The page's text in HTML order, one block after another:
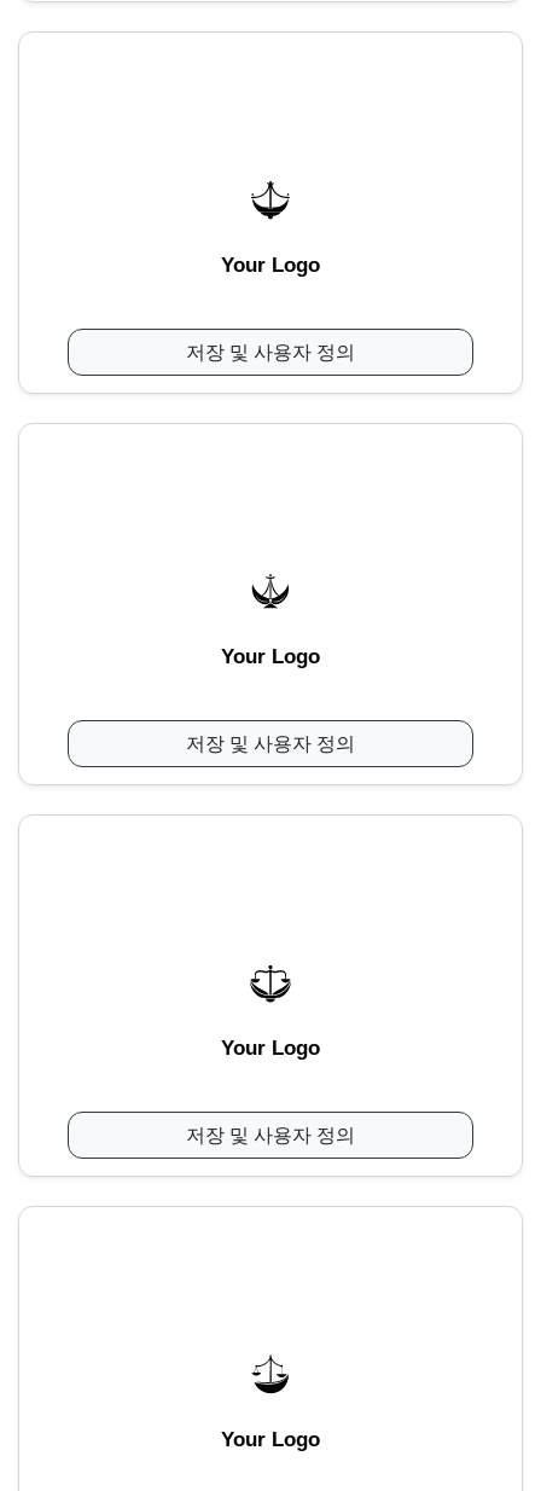
Your Logo
저장 및 사용자 정의
Your Logo
저장 및 사용자 정의
Your Logo
저장 및 사용자 정의
Your Logo